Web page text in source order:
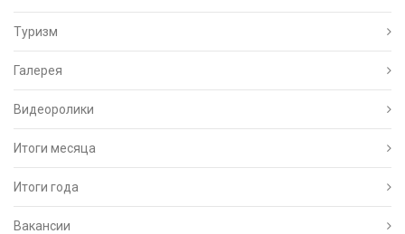
Туризм
Галерея
Видеоролики
Итоги месяца
Итоги года
Вакансии